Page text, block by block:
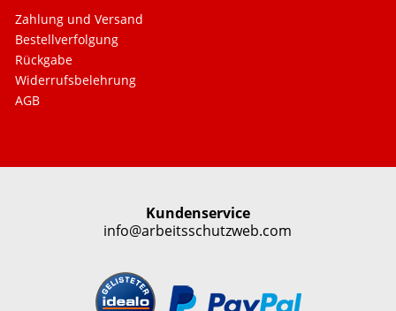
Zahlung und Versand
Bestellverfolgung
Rückgabe
Widerrufsbelehrung
AGB
Kundenservice
info@arbeitsschutzweb.com